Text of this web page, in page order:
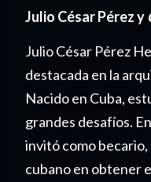
Julio César Pérez y
Julio César Pérez
destacada en la
Nacido en Cuba,
grandes desafíos.
invitó como
cubano en obtener